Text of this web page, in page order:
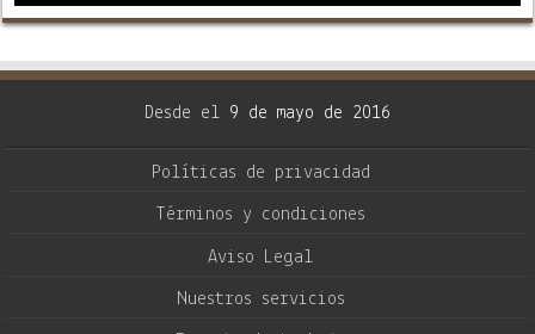
Desde el 9 de mayo de 2016
Políticas de privacidad
Términos y condiciones
Aviso Legal
Nuestros servicios